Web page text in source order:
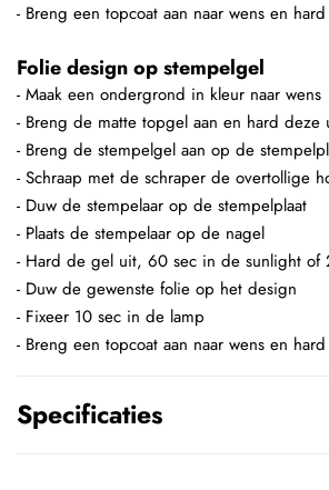
- Breng een topcoat aan naar wens en
Folie design op stempelgel
- Maak een ondergrond in kleur naar wens
- Breng de matte topgel aan en hard
- Breng de stempelgel aan op de
- Schraap met de schraper de overtollige
- Duw de stempelaar op de stempelplaat
- Plaats de stempelaar op de nagel
- Hard de gel uit, 60 sec in de sunlight of
- Duw de gewenste folie op het design
- Fixeer 10 sec in de lamp
- Breng een topcoat aan naar wens en
Specificaties